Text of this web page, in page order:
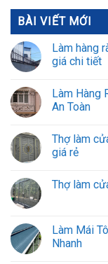
BÀI VIẾT MỚI
Làm hàng
giá chi tiết
Làm Hàng
An Toàn
Thợ làm
giá rẻ
Thợ làm
Làm Mái
Nhanh